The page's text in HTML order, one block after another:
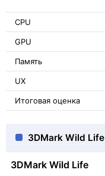
CPU
GPU
Память
UX
Итоговая оценка
3DMark Wild Life
3DMark Wild Life